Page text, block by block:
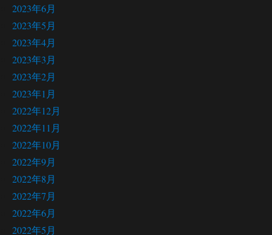
2023年6月
2023年5月
2023年4月
2023年3月
2023年2月
2023年1月
2022年12月
2022年11月
2022年10月
2022年9月
2022年8月
2022年7月
2022年6月
2022年5月